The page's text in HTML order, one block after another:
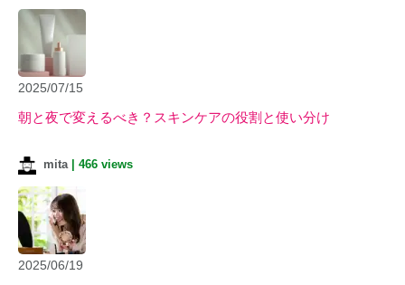
2025/07/15
朝と夜で変えるべき？スキンケアの役割と使い分け
mita| 466 views
2025/06/19